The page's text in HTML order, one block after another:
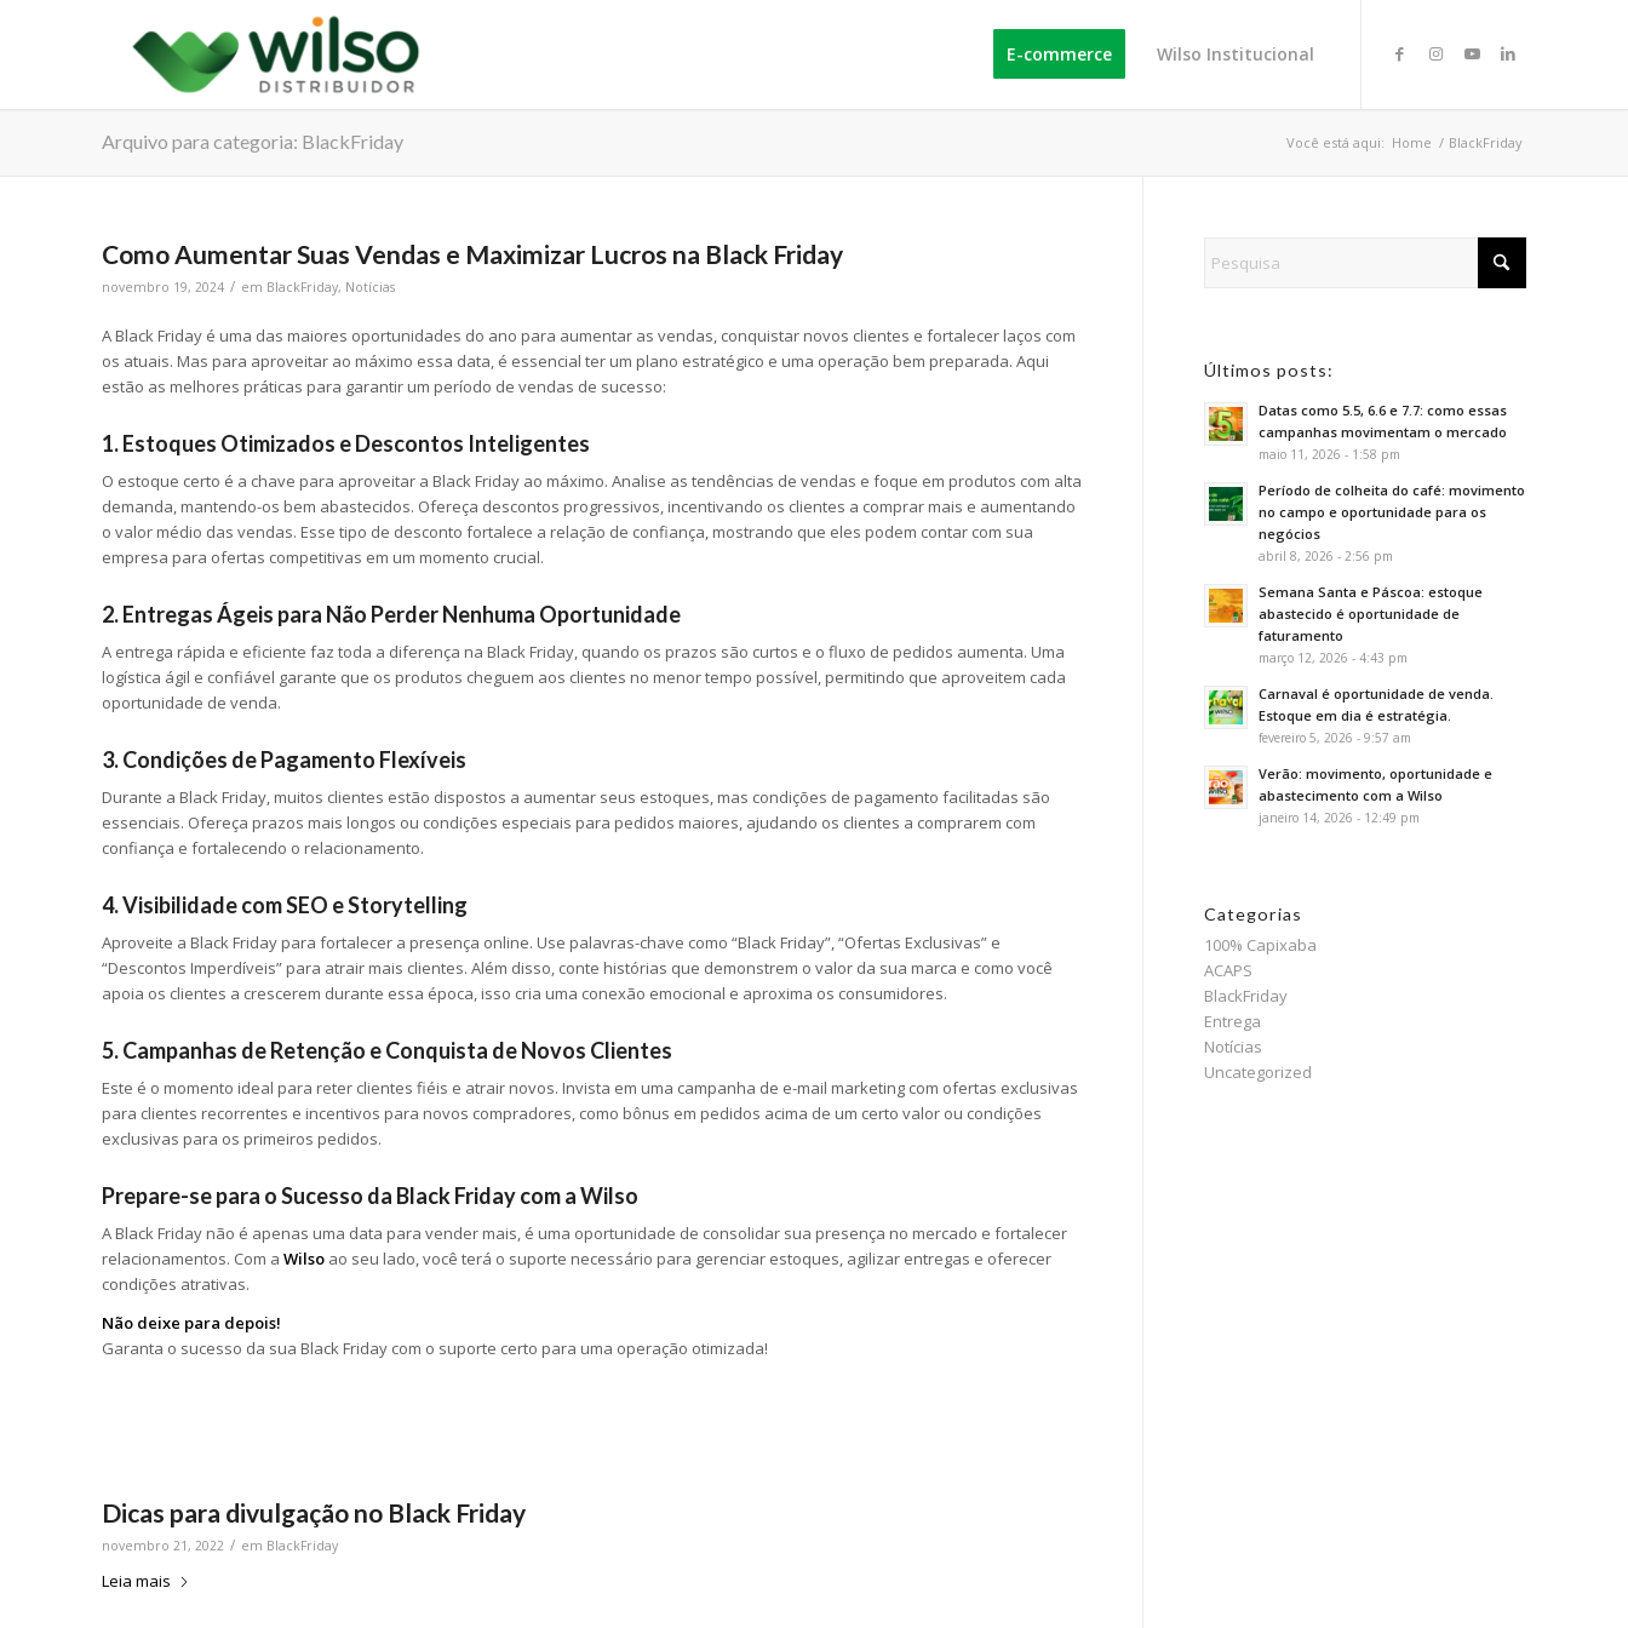
E-commerce Wilso Institucional
Arquivo para categoria: BlackFriday Você está aqui: Home / BlackFriday
Como Aumentar Suas Vendas e Maximizar Lucros na Black Friday
novembro 19, 2024 / em BlackFriday, Notícias
A Black Friday é uma das maiores oportunidades do ano para aumentar as vendas, conquistar novos clientes e fortalecer laços com
os atuais. Mas para aproveitar ao máximo essa data, é essencial ter um plano estratégico e uma operação bem preparada. Aqui
estão as melhores práticas para garantir um período de vendas de sucesso:
1. Estoques Otimizados e Descontos Inteligentes
O estoque certo é a chave para aproveitar a Black Friday ao máximo. Analise as tendências de vendas e foque em produtos com alta
demanda, mantendo-os bem abastecidos. Ofereça descontos progressivos, incentivando os clientes a comprar mais e aumentando
o valor médio das vendas. Esse tipo de desconto fortalece a relação de confiança, mostrando que eles podem contar com sua
empresa para ofertas competitivas em um momento crucial.
2. Entregas Ágeis para Não Perder Nenhuma Oportunidade
A entrega rápida e eficiente faz toda a diferença na Black Friday, quando os prazos são curtos e o fluxo de pedidos aumenta. Uma
logística ágil e confiável garante que os produtos cheguem aos clientes no menor tempo possível, permitindo que aproveitem cada
oportunidade de venda.
3. Condições de Pagamento Flexíveis
Durante a Black Friday, muitos clientes estão dispostos a aumentar seus estoques, mas condições de pagamento facilitadas são
essenciais. Ofereça prazos mais longos ou condições especiais para pedidos maiores, ajudando os clientes a comprarem com
confiança e fortalecendo o relacionamento.
4. Visibilidade com SEO e Storytelling
Aproveite a Black Friday para fortalecer a presença online. Use palavras-chave como “Black Friday”, “Ofertas Exclusivas” e
“Descontos Imperdíveis” para atrair mais clientes. Além disso, conte histórias que demonstrem o valor da sua marca e como você
apoia os clientes a crescerem durante essa época, isso cria uma conexão emocional e aproxima os consumidores.
5. Campanhas de Retenção e Conquista de Novos Clientes
Este é o momento ideal para reter clientes fiéis e atrair novos. Invista em uma campanha de e-mail marketing com ofertas exclusivas
para clientes recorrentes e incentivos para novos compradores, como bônus em pedidos acima de um certo valor ou condições
exclusivas para os primeiros pedidos.
Prepare-se para o Sucesso da Black Friday com a Wilso
A Black Friday não é apenas uma data para vender mais, é uma oportunidade de consolidar sua presença no mercado e fortalecer
relacionamentos. Com a Wilsoao seu lado, você terá o suporte necessário para gerenciar estoques, agilizar entregas e oferecer
condições atrativas.
Não deixe para depois!
Garanta o sucesso da sua Black Friday com o suporte certo para uma operação otimizada!
Dicas para divulgação no Black Friday
novembro 21, 2022 / em BlackFriday
Leia mais
Últimos posts:
Datas como 5.5, 6.6 e 7.7: como essas
campanhas movimentam o mercado
maio 11, 2026 - 1:58 pm
Período de colheita do café: movimento
no campo e oportunidade para os
negócios
abril 8, 2026 - 2:56 pm
Semana Santa e Páscoa: estoque
abastecido é oportunidade de
faturamento
março 12, 2026 - 4:43 pm
Carnaval é oportunidade de venda.
Estoque em dia é estratégia.
fevereiro 5, 2026 - 9:57 am
Verão: movimento, oportunidade e
abastecimento com a Wilso
janeiro 14, 2026 - 12:49 pm
Categorias
100% Capixaba
ACAPS
BlackFriday
Entrega
Notícias
Uncategorized